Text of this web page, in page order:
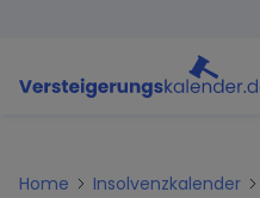
Home Insolvenzkalender